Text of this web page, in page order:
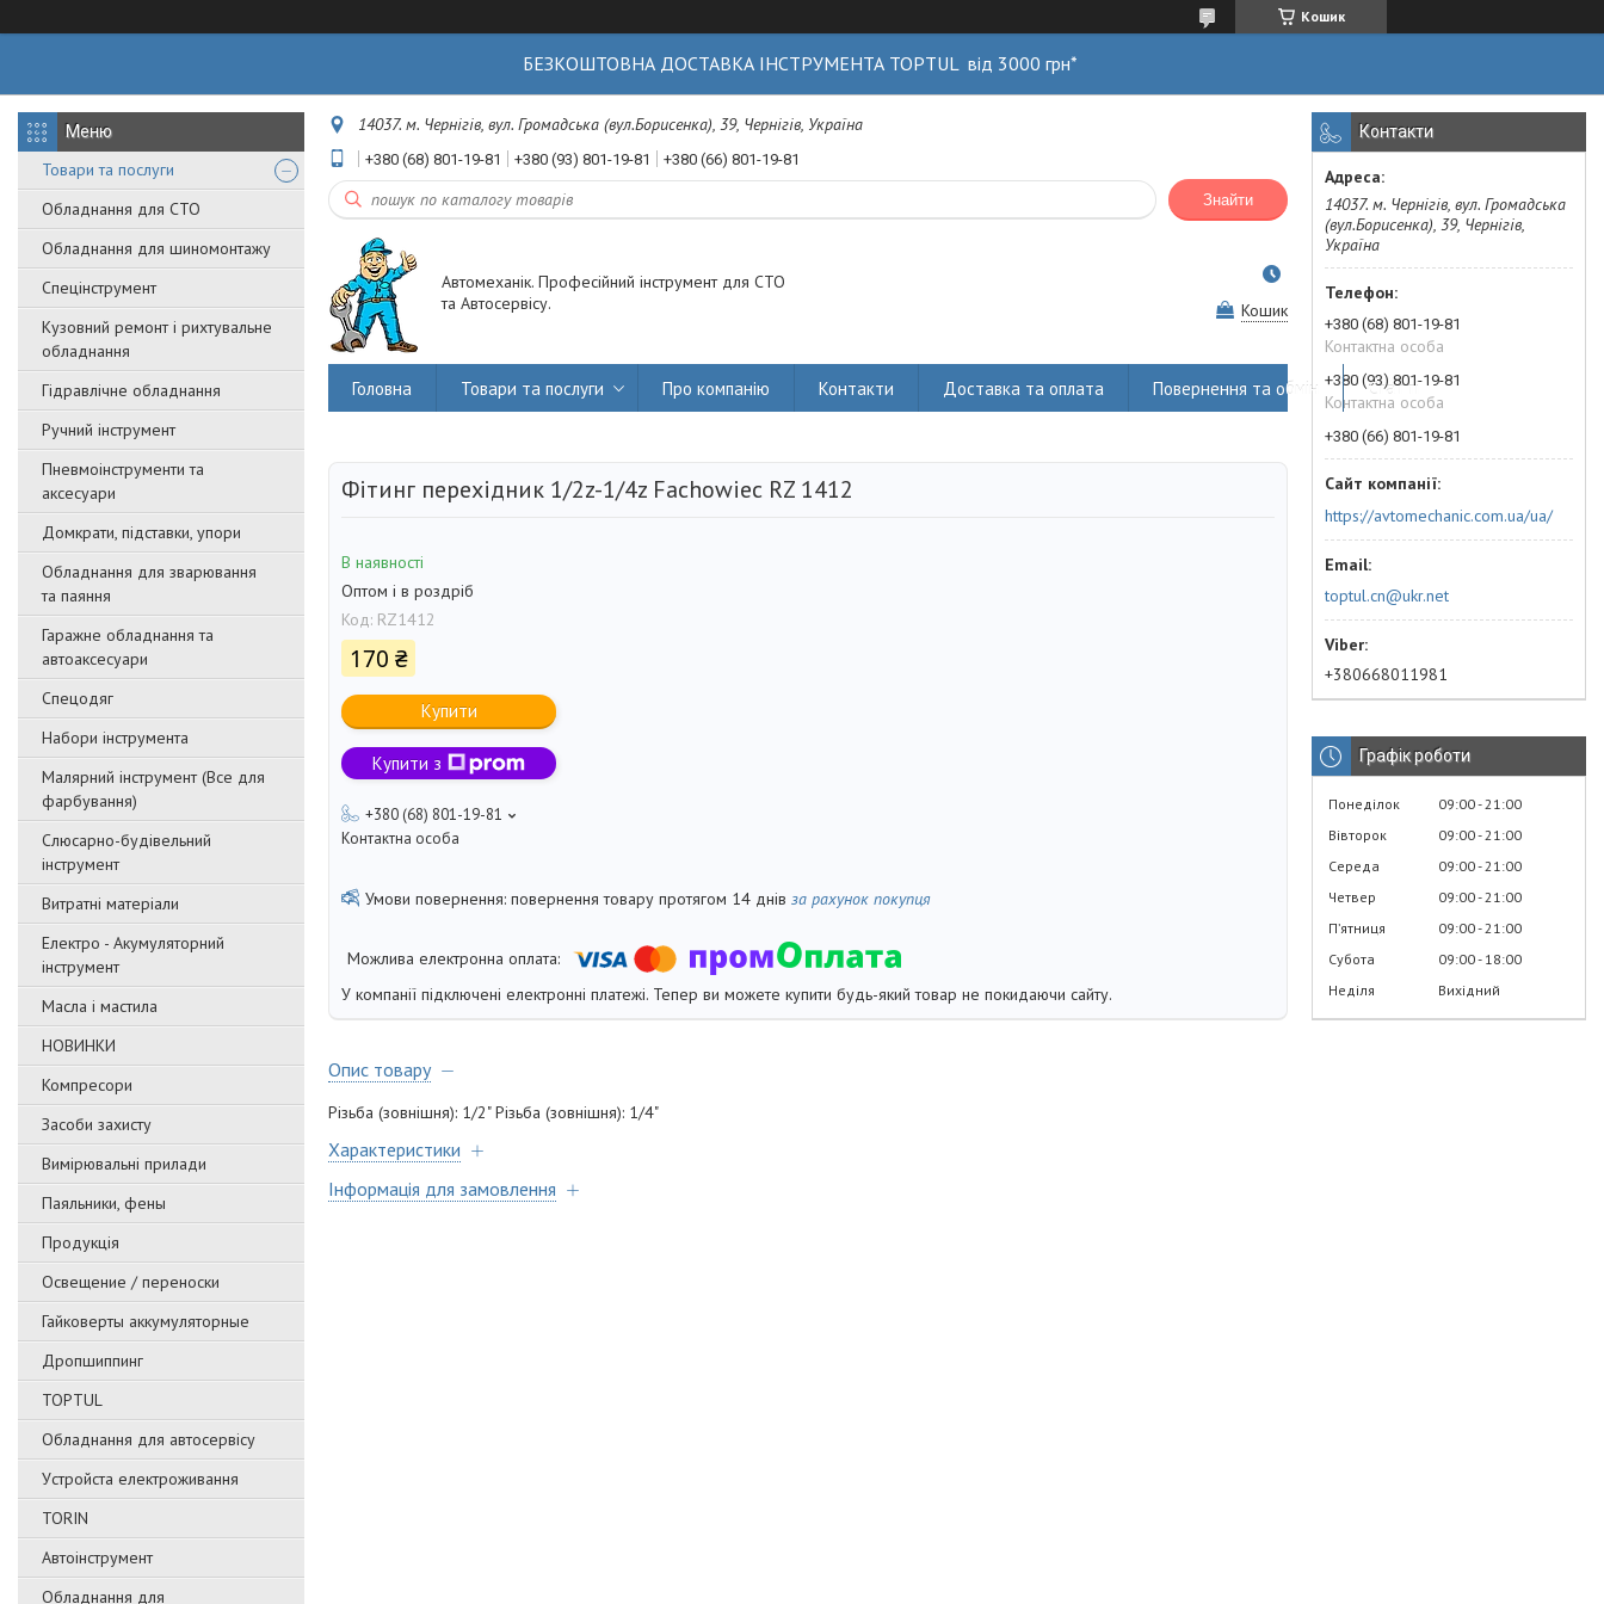
Кошик
БЕЗКОШТОВНА ДОСТАВКА ІНСТРУМЕНТА TOPTUL від 3000 грн*
Товари та послуги
Обладнання для СТО
Обладнання для шиномонтажу
Спецінструмент
Кузовний ремонт і рихтувальне
обладнання
Гідравлічне обладнання
Ручний інструмент
Пневмоінструменти та
аксесуари
Домкрати, підставки, упори
Обладнання для зварювання
та паяння
Гаражне обладнання та
автоаксесуари
Спецодяг
Набори інструмента
Малярний інструмент (Все для
фарбування)
Слюсарно-будівельний
інструмент
Витратні матеріали
Електро - Акумуляторний
інструмент
Масла і мастила
НОВИНКИ
Компресори
Засоби захисту
Вимірювальні прилади
Паяльники, фены
Продукція
Освещение / переноски
Гайковерты аккумуляторные
Дропшиппинг
TOPTUL
Обладнання для автосервісу
Уcтpoйстa елeктpoживання
TORIN
Автоінструмент
Обладнання для
14037. м. Чернігів, вул. Громадська (вул.Борисенка), 39, Чернігів, Україна
+380 (68) 801-19-81 +380 (93) 801-19-81 +380 (66) 801-19-81
Знайти
Автомеханік. Професійний інструмент для СТО
та Автосервісу.
Кошик
Головна Товари та послуги Про компанію Контакти Доставка та оплата Повернення та обмін Статті
Фітинг перехідник 1/2z-1/4z Fachowiec RZ 1412
В наявності
Оптом і в роздріб
Код: RZ1412
170 ₴
Купити
Купити з
+380 (68) 801-19-81
Контактна особа
повернення товару протягом 14 днів за рахунок покупця
У компанії підключені електронні платежі. Тепер ви можете купити будь-який товар не покидаючи сайту.
Опис товару
Різьба (зовнішня): 1/2" Різьба (зовнішня): 1/4"
Характеристики
Інформація для замовлення
Контакти
14037. м. Чернігів, вул. Громадська
(вул.Борисенка), 39, Чернігів,
Україна
+380 (68) 801-19-81
Контактна особа
+380 (93) 801-19-81
Контактна особа
+380 (66) 801-19-81
https://avtomechanic.com.ua/ua/
toptul.cn@ukr.net
+380668011981
Графік роботи
Понеділок 09:00 21:00
Вівторок
09:00 21:00
Середа
09:00 21:00
Четвер
09:00 21:00
Пʼятниця
09:00 21:00
Субота
09:00 18:00
Неділя
Вихідний